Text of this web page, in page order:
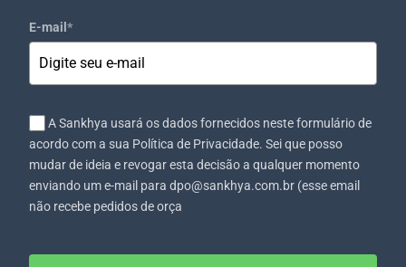
E-mail *
A Sankhya usará os dados fornecidos neste formulário de
acordo com a sua Política de Privacidade. Sei que posso
mudar de ideia e revogar esta decisão a qualquer momento
enviando um e-mail para dpo@sankhya.com.br (esse email
não recebe pedidos de orça